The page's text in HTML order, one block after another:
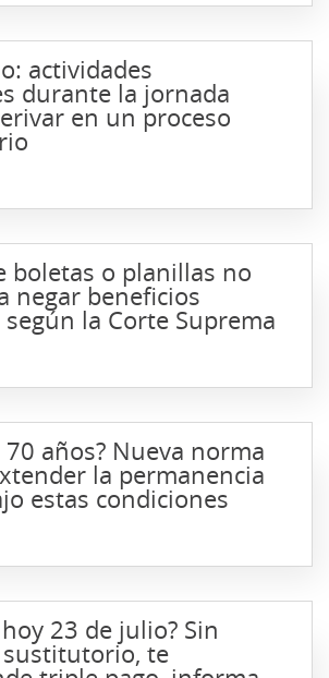
actividades
durante la jornada
en un proceso
boletas o planillas no
negar beneficios
la Corte Suprema
70 años? Nueva norma
la permanencia
estas condiciones
23 de julio? Sin
sustitutorio, te